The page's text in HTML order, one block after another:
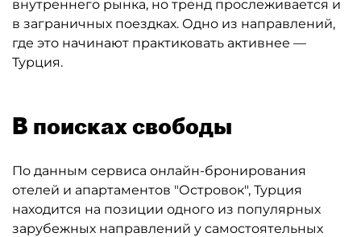
внутреннего рынка, но тренд прослеживается и
в заграничных поездках. Одно из направлений,
где это начинают практиковать активнее —
Турция.
В поисках свободы
По данным сервиса онлайн-бронирования
отелей и апартаментов "Островок", Турция
находится на позиции одного из популярных
зарубежных направлений у самостоятельных